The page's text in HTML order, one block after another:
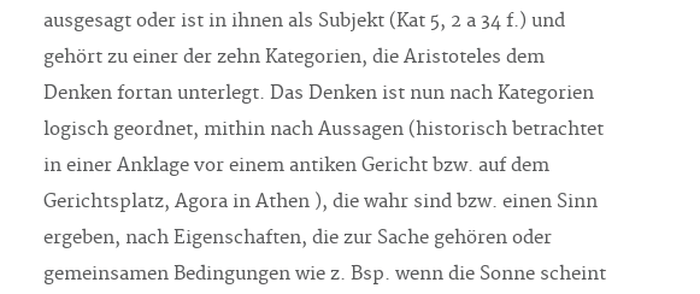
ausgesagt oder ist in ihnen als Subjekt (Kat 5, 2 a 34 f.) und
gehört zu einer der zehn Kategorien, die Aristoteles dem
Denken fortan unterlegt. Das Denken ist nun nach Kategorien
logisch geordnet, mithin nach Aussagen (historisch betrachtet
in einer Anklage vor einem antiken Gericht bzw. auf dem
Gerichtsplatz, Agora in Athen ), die wahr sind bzw. einen Sinn
ergeben, nach Eigenschaften, die zur Sache gehören oder
gemeinsamen Bedingungen wie z. Bsp. wenn die Sonne scheint